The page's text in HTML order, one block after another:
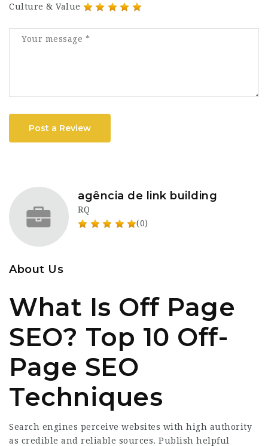
Culture & Value
Post a Review
agência de link building
RQ
(0)
About Us
What Is Off Page
SEO? Top 10 Off-
Page SEO
Techniques
Search engines perceive websites with high authority
as credible and reliable sources. Publish helpful